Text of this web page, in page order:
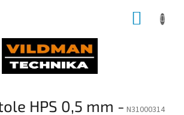
HPS 0,5 mm - N31000314